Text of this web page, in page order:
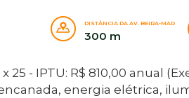
DISTÂNCIA DA AV. BEIRA-MAR
300 m
25 - IPTU: R$ 810,00 anual
encanada, energia elétrica,